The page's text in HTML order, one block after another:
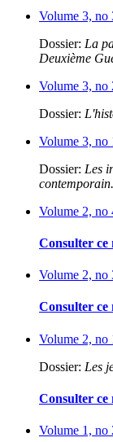
Volume 3, no
Dossier: La
Deuxième
Volume 3, no
Dossier:
Volume 3, no
Dossier: Les
Volume 2, no
Consulter
Volume 2, no
Consulter
Volume 2, no
Dossier: Les
Consulter
Volume 1, no